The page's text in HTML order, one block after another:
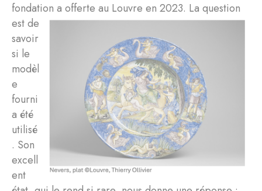
fondation a offerte au Louvre en 2023. La question
est de
savoir
si le
modèl
e
fourni
a été
utilisé
. Son
excell
ent